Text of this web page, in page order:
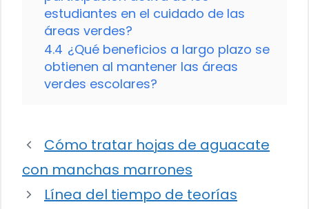
estudiantes en el cuidado de las
áreas verdes?
4.4 ¿Qué beneficios a largo plazo se
obtienen al mantener las áreas
verdes escolares?
Cómo tratar hojas de aguacate
con manchas marrones
Línea del tiempo de teorías